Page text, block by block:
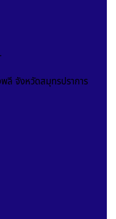
ลี จังหวัดสมุทรปราการ